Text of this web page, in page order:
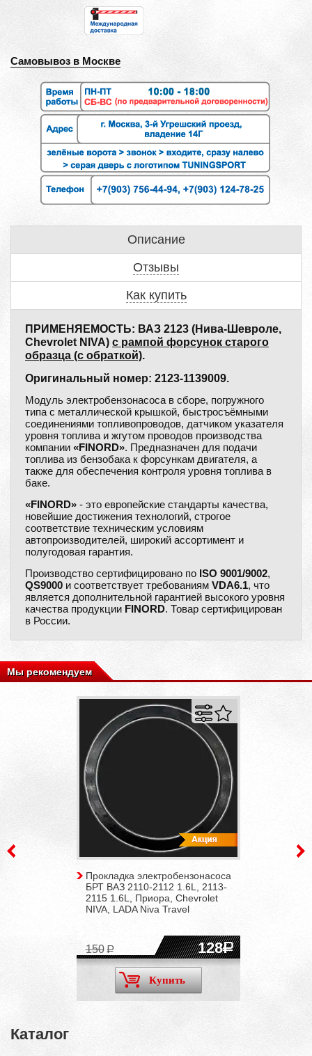
Самовывоз в Москве
Описание
Отзывы
Как купить
ПРИМЕНЯЕМОСТЬ: ВАЗ 2123 (Нива-Шевроле,
Chevrolet NIVA) с рампой форсунок старого
образца (с обраткой).
Оригинальный номер: 2123-1139009.
Модуль электробензонасоса в сборе, погружного
типа с металлической крышкой, быстросъёмными
соединениями топливопроводов, датчиком указателя
уровня топлива и жгутом проводов производства
компании «FINORD». Предназначен для подачи
топлива из бензобака к форсункам двигателя, а
также для обеспечения контроля уровня топлива в
баке.
«FINORD» - это европейские стандарты качества,
новейшие достижения технологий, строгое
соответствие техническим условиям
автопроизводителей, широкий ассортимент и
полугодовая гарантия.
Производство сертифицировано по ISO 9001/9002,
QS9000 и соответствует требованиям VDA6.1, что
является дополнительной гарантией высокого уровня
качества продукции FINORD. Товар сертифицирован
в России.
Мы рекомендуем
Прокладка электробензонасоса
БРТ ВАЗ 2110-2112 1.6L, 2113-
2115 1.6L, Приора, Chevrolet
NIVA, LADA Niva Travel
128
150
Купить
Каталог